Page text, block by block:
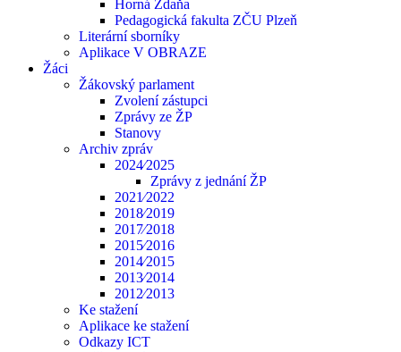
Horná Ždaňa
Pedagogická fakulta ZČU Plzeň
Literární sborníky
Aplikace V OBRAZE
Žáci
Žákovský parlament
Zvolení zástupci
Zprávy ze ŽP
Stanovy
Archiv zpráv
2024⁄2025
Zprávy z jednání ŽP
2021⁄2022
2018⁄2019
2017⁄2018
2015⁄2016
2014⁄2015
2013⁄2014
2012⁄2013
Ke stažení
Aplikace ke stažení
Odkazy ICT